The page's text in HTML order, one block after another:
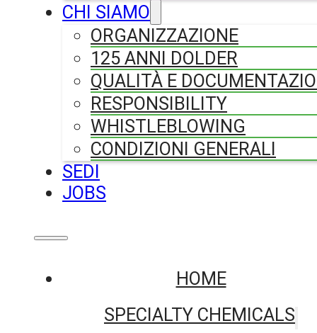
CHI SIAMO
ORGANIZZAZIONE
125 ANNI DOLDER
QUALITÀ E
RESPONSIBILITY
WHISTLEBLOWING
CONDIZIONI GENERALI
SEDI
JOBS
HOME
SPECIALTY CHEMICALS